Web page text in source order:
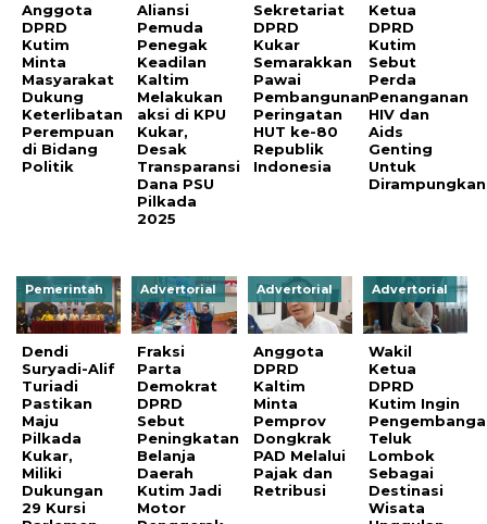
Anggota
DPRD
Kutim
Minta
Masyarakat
Dukung
Keterlibatan
Perempuan
di Bidang
Politik
Aliansi
Pemuda
Penegak
Keadilan
Kaltim
Melakukan
aksi di KPU
Kukar,
Desak
Transparansi
Dana PSU
Pilkada
2025
Sekretariat
DPRD
Kukar
Semarakkan
Pawai
Pembangunan
Peringatan
HUT ke-80
Republik
Indonesia
Ketua
DPRD
Kutim
Sebut
Perda
Penanganan
HIV dan
Aids
Genting
Untuk
Dirampungkan
Pemerintah
Dendi
Suryadi-Alif
Turiadi
Pastikan
Maju
Pilkada
Kukar,
Miliki
Dukungan
29 Kursi
Advertorial
Fraksi
Parta
Demokrat
DPRD
Sebut
Peningkatan
Belanja
Daerah
Kutim Jadi
Motor
Advertorial
Anggota
DPRD
Kaltim
Minta
Pemprov
Dongkrak
PAD Melalui
Pajak dan
Retribusi
Advertorial
Wakil
Ketua
DPRD
Kutim Ingin
Teluk
Lombok
Sebagai
Destinasi
Wisata